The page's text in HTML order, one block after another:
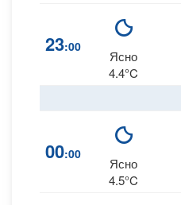
23:00
Ясно
4.4°C
00:00
Ясно
4.5°C